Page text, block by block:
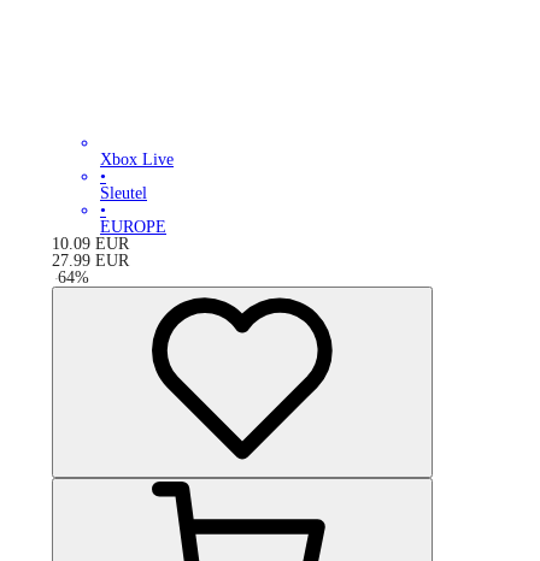
Xbox Live
•
Sleutel
•
EUROPE
10.09 EUR
27.99 EUR
-64%